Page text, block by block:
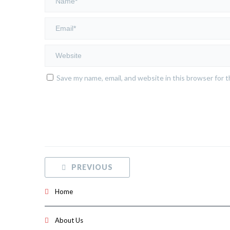
Save my name, email, and website in this browser for
PREVIOUS
Home
About Us